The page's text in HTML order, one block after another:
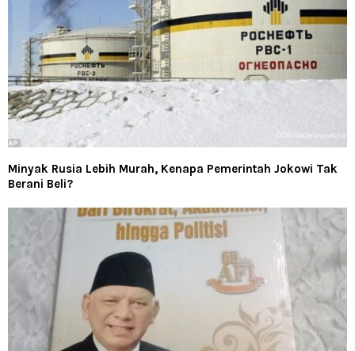
Minyak Rusia Lebih Murah, Kenapa Pemerintah Jokowi Tak
Berani Beli?